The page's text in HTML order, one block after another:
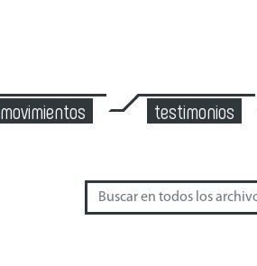
movimientos testimonios